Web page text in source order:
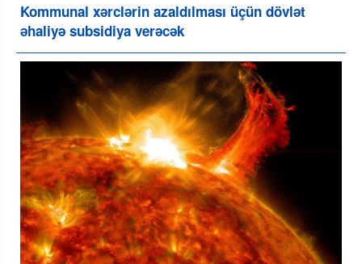
Kommunal xərclərin azaldılması üçün dövlət
əhaliyə subsidiya verəcək